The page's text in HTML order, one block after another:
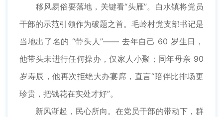
移风易俗要落地，关键看“头雁”。白水镇将党员
干部的示范引领作为破题之首。毛岭村党支部书记是
当地出了名的 “带头人”—— 去年自己 60 岁生日，
他带头未进行任何操办，仅家人小聚；同年母亲 90
岁寿辰，他再次拒绝大办宴席，直言“陪伴比排场更
珍贵，把钱花在实处才好”。
新风渐起，民心所向。在党员干部的带动下，群